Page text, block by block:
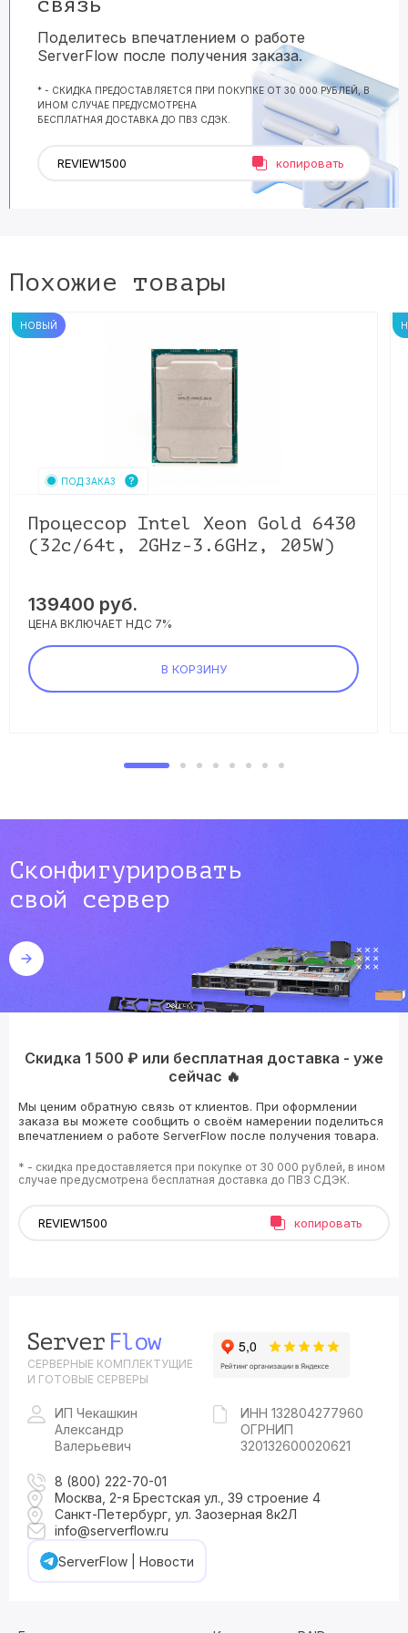
связь
Поделитесь впечатлением о работе
ServerFlow после получения заказа.
* - СКИДКА ПРЕДОСТАВЛЯЕТСЯ ПРИ ПОКУПКЕ ОТ 30 000 РУБЛЕЙ, В
ИНОМ СЛУЧАЕ ПРЕДУСМОТРЕНА
БЕСПЛАТНАЯ ДОСТАВКА ДО ПВЗ СДЭК.
копировать
Похожие товары
НОВЫЙ
ПОД ЗАКАЗ
Процессор Intel Xeon Gold 6430
(32c/64t, 2GHz-3.6GHz, 205W)
139400 руб.
ЦЕНА ВКЛЮЧАЕТ НДС 7%
В КОРЗИНУ
Сконфигурировать
свой сервер
Скидка 1 500 ₽ или бесплатная доставка - уже
сейчас 🔥
Мы ценим обратную связь от клиентов. При оформлении
заказа вы можете сообщить о своём намерении поделиться
впечатлением о работе ServerFlow после получения товара.
* - скидка предоставляется при покупке от 30 000 рублей, в ином
случае предусмотрена бесплатная доставка до ПВЗ СДЭК.
копировать
СЕРВЕРНЫЕ КОМПЛЕКТУЩИЕ
И ГОТОВЫЕ СЕРВЕРЫ
ИП Чекашкин
Александр
Валерьевич
ИНН 132804277960
ОГРНИП
320132600020621
8 (800) 222-70-01
Москва, 2-я Брестская ул., 39 строение 4
Санкт-Петербург, ул. Заозерная 8к2Л
info@serverflow.ru
ServerFlow | Новости